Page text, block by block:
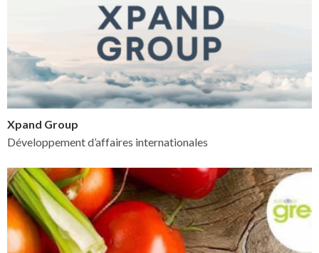
Xpand Group
Développement d’affaires internationales